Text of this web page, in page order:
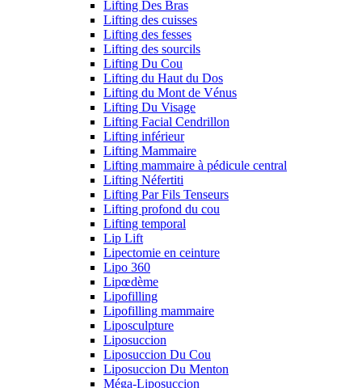
Lifting Des Bras
Lifting des cuisses
Lifting des fesses
Lifting des sourcils
Lifting Du Cou
Lifting du Haut du Dos
Lifting du Mont de Vénus
Lifting Du Visage
Lifting Facial Cendrillon
Lifting inférieur
Lifting Mammaire
Lifting mammaire à pédicule central
Lifting Néfertiti
Lifting Par Fils Tenseurs
Lifting profond du cou
Lifting temporal
Lip Lift
Lipectomie en ceinture
Lipo 360
Lipœdème
Lipofilling
Lipofilling mammaire
Liposculpture
Liposuccion
Liposuccion Du Cou
Liposuccion Du Menton
Méga-Liposuccion